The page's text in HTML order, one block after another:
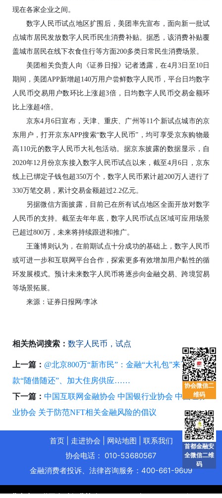
现在各家企业之间。
数字人民币试点地区扩围后，美团率先宣布，面向新一批试
点城市居民发放数字人民币民生消费补贴。据悉，该消费补贴覆
盖城市居民在线下衣食住行等方面200多类日常民生消费场景。
美团相关负责人向《证券日报》记者透露，在4月3日至10日
期间，美团APP新增超140万用户尝鲜数字人民币，平台日均数字
人民币交易用户数环比上涨超3倍，日均数字人民币交易金额环
比上涨超4倍。
京东4月6日宣布，天津、重庆、广州等11个新试点城市的京
东用户，打开京东APP搜索“数字人民币”，均可享受京东购物最
高110元的数字人民币大礼包活动。据京东披露的数据显示，自
2020年12月份京东接入数字人民币试点以来，截至4月6日，京东
线上已绑定子钱包超350万个，数字人民币累计超200万人进行了
330万笔交易，累计交易金额超过2.2亿元。
另据微信方面披露，目前已在所有试点地区全面开放对数字
人民币的支持。截至去年年底，数字人民币试点区域可应用场景
已超过800万，未来将持续跟进和推广。
王蓬博则认为，在前期试点十分成功的基础上，数字人民币
或可进一步和互联网平台合作，探索更多有效增加用户黏性的循
环发展模式。预计未来数字人民币将逐步向金融交易、跨境贸易
等场景拓展。
来源：证券日报网/李冰
相关热词搜索： 数字人民币，试点
上一篇： @北京800万“新市民”：金融“大礼包”来了！贷
款“随借随还”、加大住房供应……
下一篇： 中国互联网金融协会 中国银行业协会 中国证券
业协会 关于防范NFT相关金融风险的倡议
协会微信二
维码
首都金融安
全微信二维
码
首页| 走进协会 网站地图
联系我们
协会电话： 010-53680567
金融消费者投诉、法律咨询服务：400-661-9609